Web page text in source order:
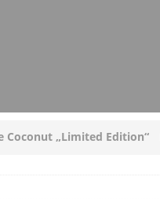
Coconut „Limited Edition“